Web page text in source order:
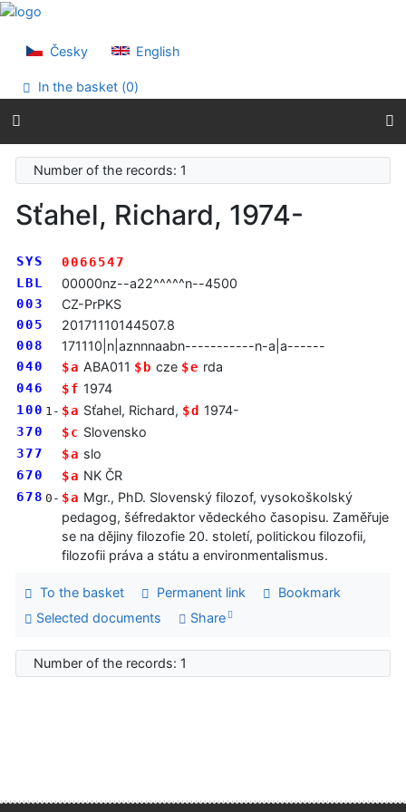
Go to content
Accessibility declaration
Česky English
In the basket (0)
Number of the records: 1
Sťahel, Richard, 1974-
SYS
0066547
LBL
00000nz--a22^^^^^n--4500
003 CZ-PrPKS
005 20171110144507.8
008 171110|n|aznnnaabn-----------n-a|a------
040 $a ABA011 $b cze $e rda
046 $f 1974
100 1- $a Sťahel, Richard, $d 1974-
370 $c Slovensko
377 $a slo
670 $a NK ČR
678 0- $a Mgr., PhD. Slovenský filozof, vysokoškolský
pedagog, šéfredaktor vědeckého časopisu. Zaměřuje
se na dějiny filozofie 20. století, politickou filozofii,
filozofii práva a státu a environmentalismus.
To the basket Permanent link
Bookmark
Selected documents
Share
Number of the records: 1